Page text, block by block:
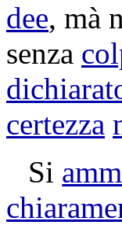
dee, mà
senza
certezza
Si